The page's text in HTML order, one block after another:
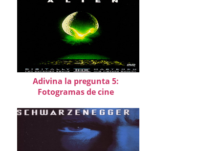
Adivina la pregunta 5:
Fotogramas de cine